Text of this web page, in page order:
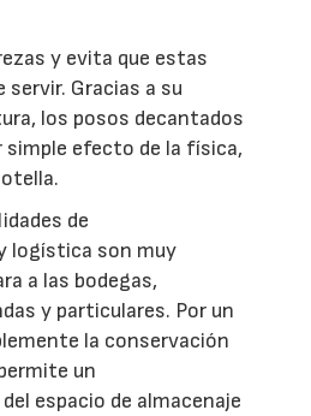
y evita que estas
servir. Gracias a su
los posos decantados
simple efecto de la física,
de
logística son muy
a las bodegas,
y particulares. Por un
la conservación
un
espacio de almacenaje